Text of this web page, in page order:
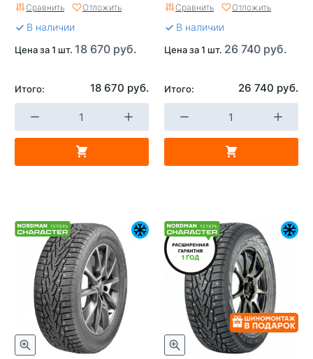
Сравнить Отложить
В наличии
Цена за 1 шт. 18 670 руб.
Итого: 18 670 руб.
Сравнить Отложить
В наличии
Цена за 1 шт. 26 740 руб.
Итого: 26 740 руб.